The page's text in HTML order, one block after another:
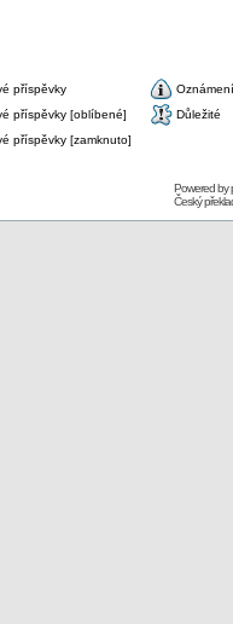
příspěvky
Oznámení
příspěvky [oblíbené]
Důležité
příspěvky [zamknuto]
Powered by
Český